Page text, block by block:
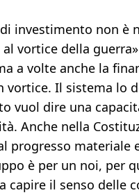
investimento non è
vortice della
a volte anche la
vortice. Il sistema lo
vuol dire una
Anche nella
progresso materiale
è per un noi, per
capire il senso delle